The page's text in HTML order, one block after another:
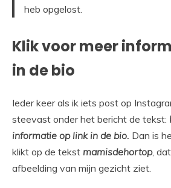
heb opgelost.
Klik voor meer
in de bio
Ieder keer als ik iets post op
steevast onder het bericht de tekst:
informatie op link in de bio. Dan is
klikt op de tekst mamisdehortop,
afbeelding van mijn gezicht ziet.